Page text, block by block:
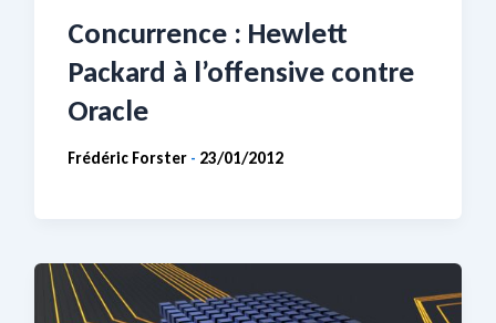
Concurrence : Hewlett
Packard à l’offensive contre
Oracle
Frédéric Forster - 23/01/2012